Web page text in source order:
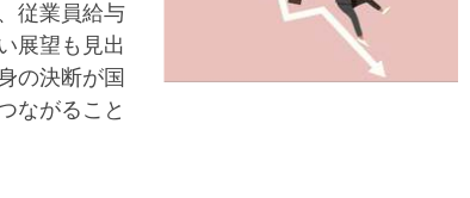
従業員給与
展望も見出
の決断が国
ながること